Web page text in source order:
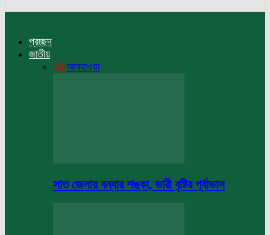
প্রচ্ছদ
জাতীয়
Allআবহাওয়া
সাত জেলায় বন্যার শঙ্কা, ভারী বৃষ্টির পূর্বাভাস